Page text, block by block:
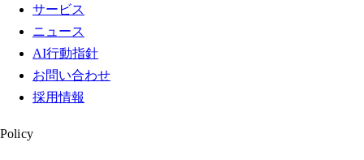
サービス
ニュース
AI行動指針
お問い合わせ
採用情報
Policy